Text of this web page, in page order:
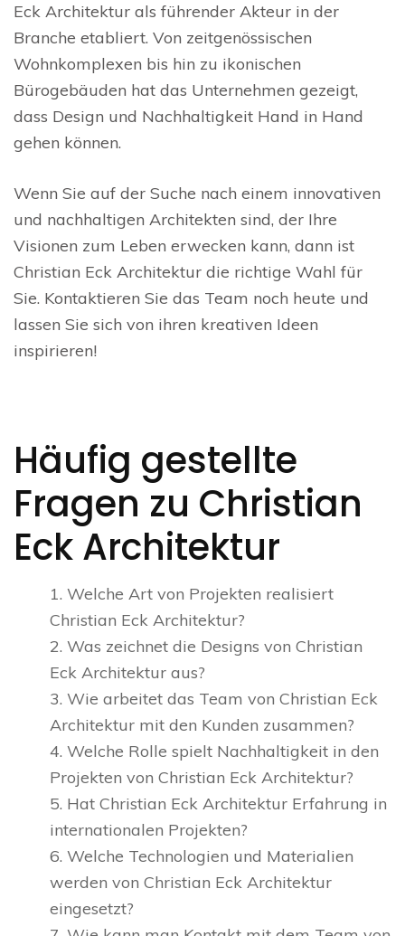
Eck Architektur als führender Akteur in der
Branche etabliert. Von zeitgenössischen
Wohnkomplexen bis hin zu ikonischen
Bürogebäuden hat das Unternehmen gezeigt,
dass Design und Nachhaltigkeit Hand in Hand
gehen können.
Wenn Sie auf der Suche nach einem innovativen
und nachhaltigen Architekten sind, der Ihre
Visionen zum Leben erwecken kann, dann ist
Christian Eck Architektur die richtige Wahl für
Sie. Kontaktieren Sie das Team noch heute und
lassen Sie sich von ihren kreativen Ideen
inspirieren!
Häufig gestellte
Fragen zu Christian
Eck Architektur
1. Welche Art von Projekten realisiert
Christian Eck Architektur?
2. Was zeichnet die Designs von Christian
Eck Architektur aus?
3. Wie arbeitet das Team von Christian Eck
Architektur mit den Kunden zusammen?
4. Welche Rolle spielt Nachhaltigkeit in den
Projekten von Christian Eck Architektur?
5. Hat Christian Eck Architektur Erfahrung in
internationalen Projekten?
6. Welche Technologien und Materialien
werden von Christian Eck Architektur
eingesetzt?